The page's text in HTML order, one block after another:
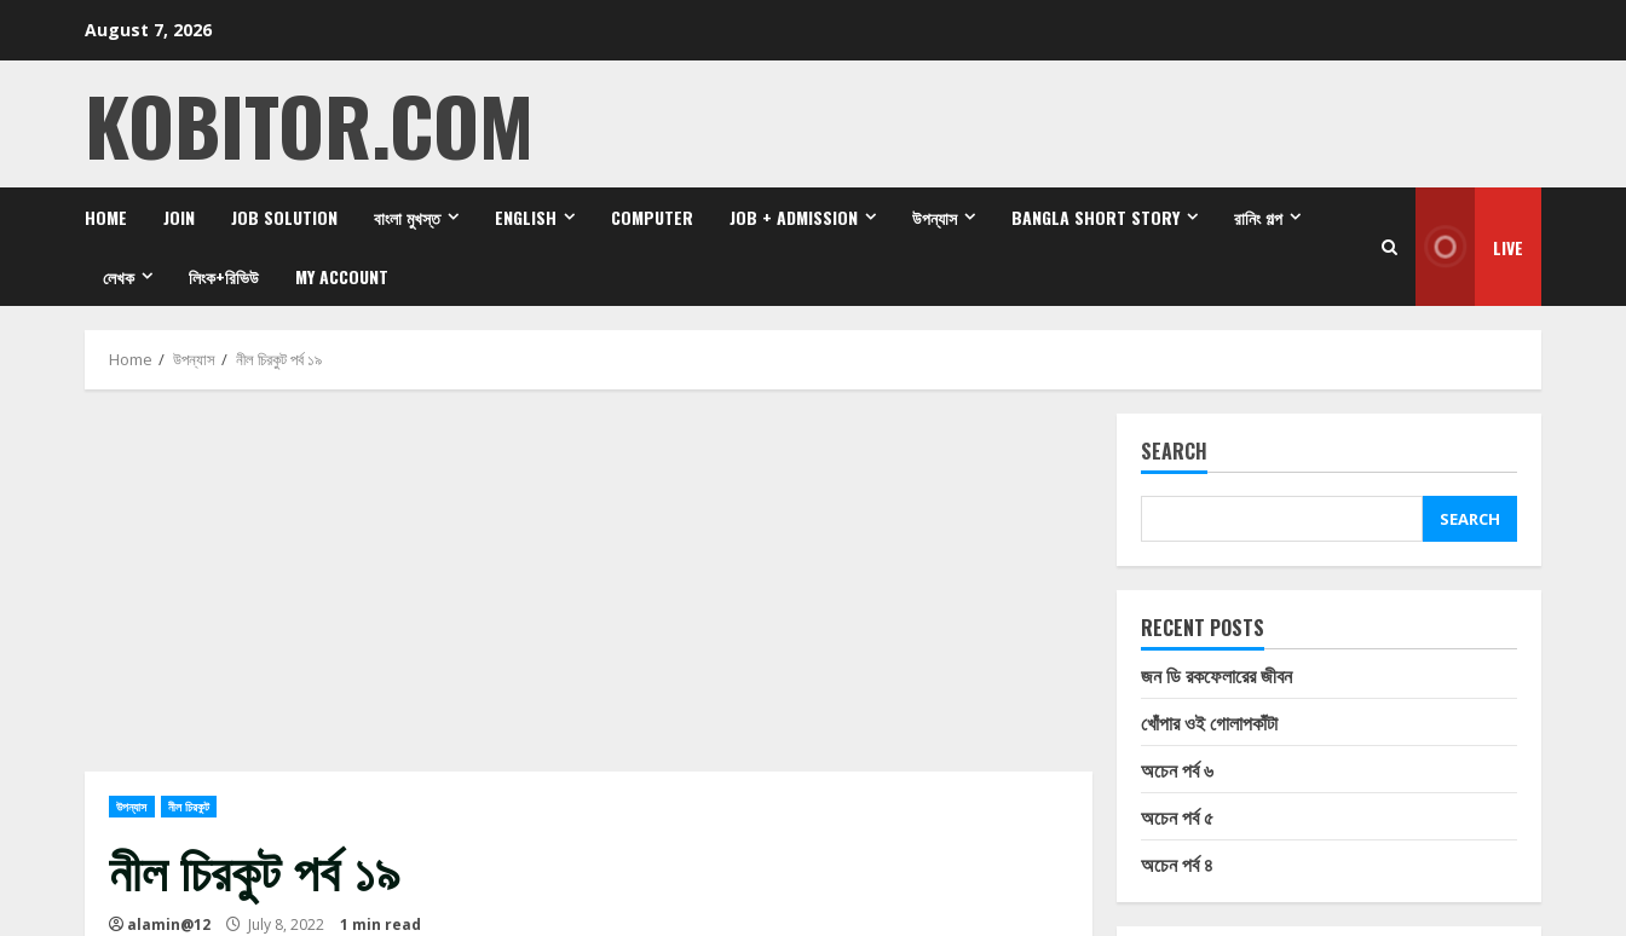
August 7, 2026
KOBITOR.COM
HOME JOIN JOB SOLUTION বাংলা মুখস্ত ENGLISH COMPUTER JOB + ADMISSION উপন্যাস BANGLA SHORT STORY রানিং গল্প
লেখক লিংক+রিভিউ MY ACCOUNT
LIVE
Home উপন্যাস নীল চিরকুট পর্ব ১৯
উপন্যাস নীল চিরকুট
নীল চিরকুট পর্ব ১৯
alamin@12 July 8, 2022 1 min read
SEARCH
SEARCH
RECENT POSTS
জন ডি রকফেলারের জীবন
খোঁপার ওই গোলাপকাঁটা
অচেন পর্ব ৬
অচেন পর্ব ৫
অচেন পর্ব ৪